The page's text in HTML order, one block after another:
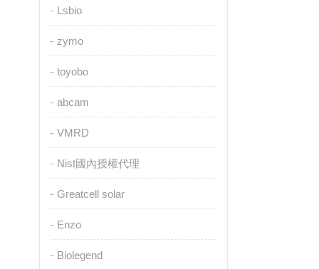
Lsbio
zymo
toyobo
abcam
VMRD
Nist國內授權代理
Greatcell solar
Enzo
Biolegend